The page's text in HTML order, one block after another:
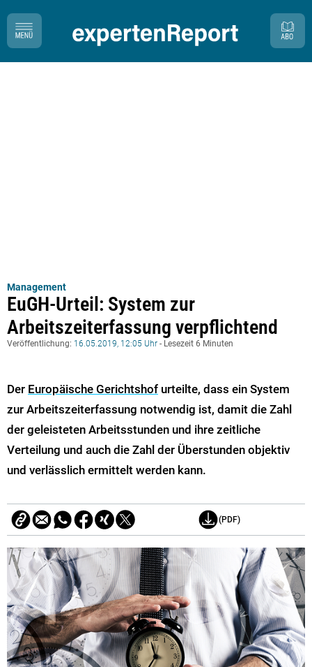
Management
EuGH-Urteil: System zur
Arbeitszeiterfassung verpflichtend
Veröffentlichung: 16.05.2019, 12:05 Uhr - Lesezeit 6 Minuten
Der Europäische Gerichtshof urteilte, dass ein System
zur Arbeitszeiterfassung notwendig ist, damit die Zahl
der geleisteten Arbeitsstunden und ihre zeitliche
Verteilung und auch die Zahl der Überstunden objektiv
und verlässlich ermittelt werden kann.
(PDF)